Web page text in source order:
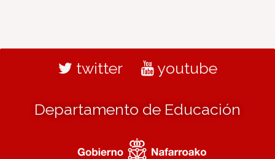
twitter youtube
Departamento de Educación